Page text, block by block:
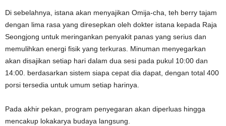
Di sebelahnya, istana akan menyajikan Omija-cha, teh berry tajam
dengan lima rasa yang diresepkan oleh dokter istana kepada Raja
Seongjong untuk meringankan penyakit panas yang serius dan
memulihkan energi fisik yang terkuras. Minuman menyegarkan
akan disajikan setiap hari dalam dua sesi pada pukul 10:00 dan
14:00. berdasarkan sistem siapa cepat dia dapat, dengan total 400
porsi tersedia untuk umum setiap harinya.
Pada akhir pekan, program penyegaran akan diperluas hingga
mencakup lokakarya budaya langsung.